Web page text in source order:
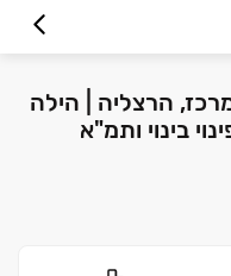
הרצליה - מרכז, הרצליה | הילה
בינוי ותמ"א